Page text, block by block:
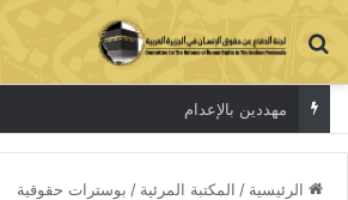
بحث عن
مهددين بالإعدام
الرئيسية / المكتبة المرئية / بوسترات حقوقية